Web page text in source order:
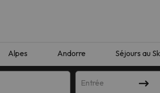
Alpes Andorre Séjours au
Entrée